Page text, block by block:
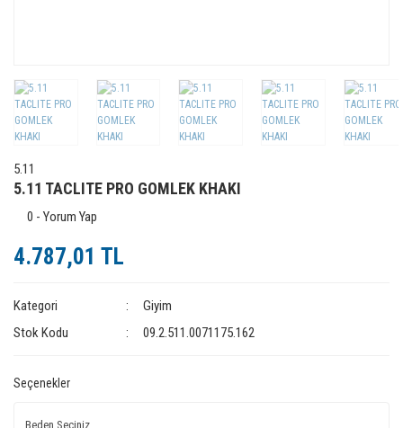
5.11
5.11 TACLITE PRO GOMLEK KHAKI
0 - Yorum Yap
4.787,01 TL
Kategori
Giyim
Stok Kodu
09.2.511.0071175.162
Seçenekler